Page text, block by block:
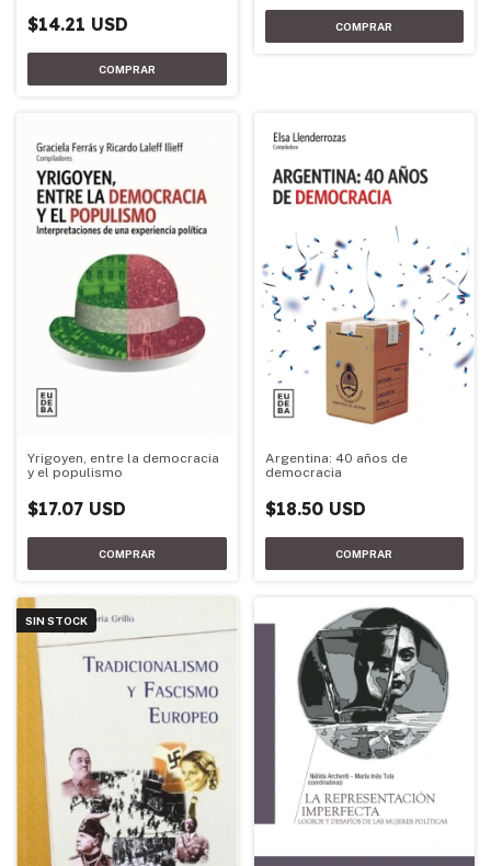
$14.21 USD
Yrigoyen, entre la democracia
y el populismo
$17.07 USD
Argentina: 40 años de
democracia
$18.50 USD
SIN STOCK